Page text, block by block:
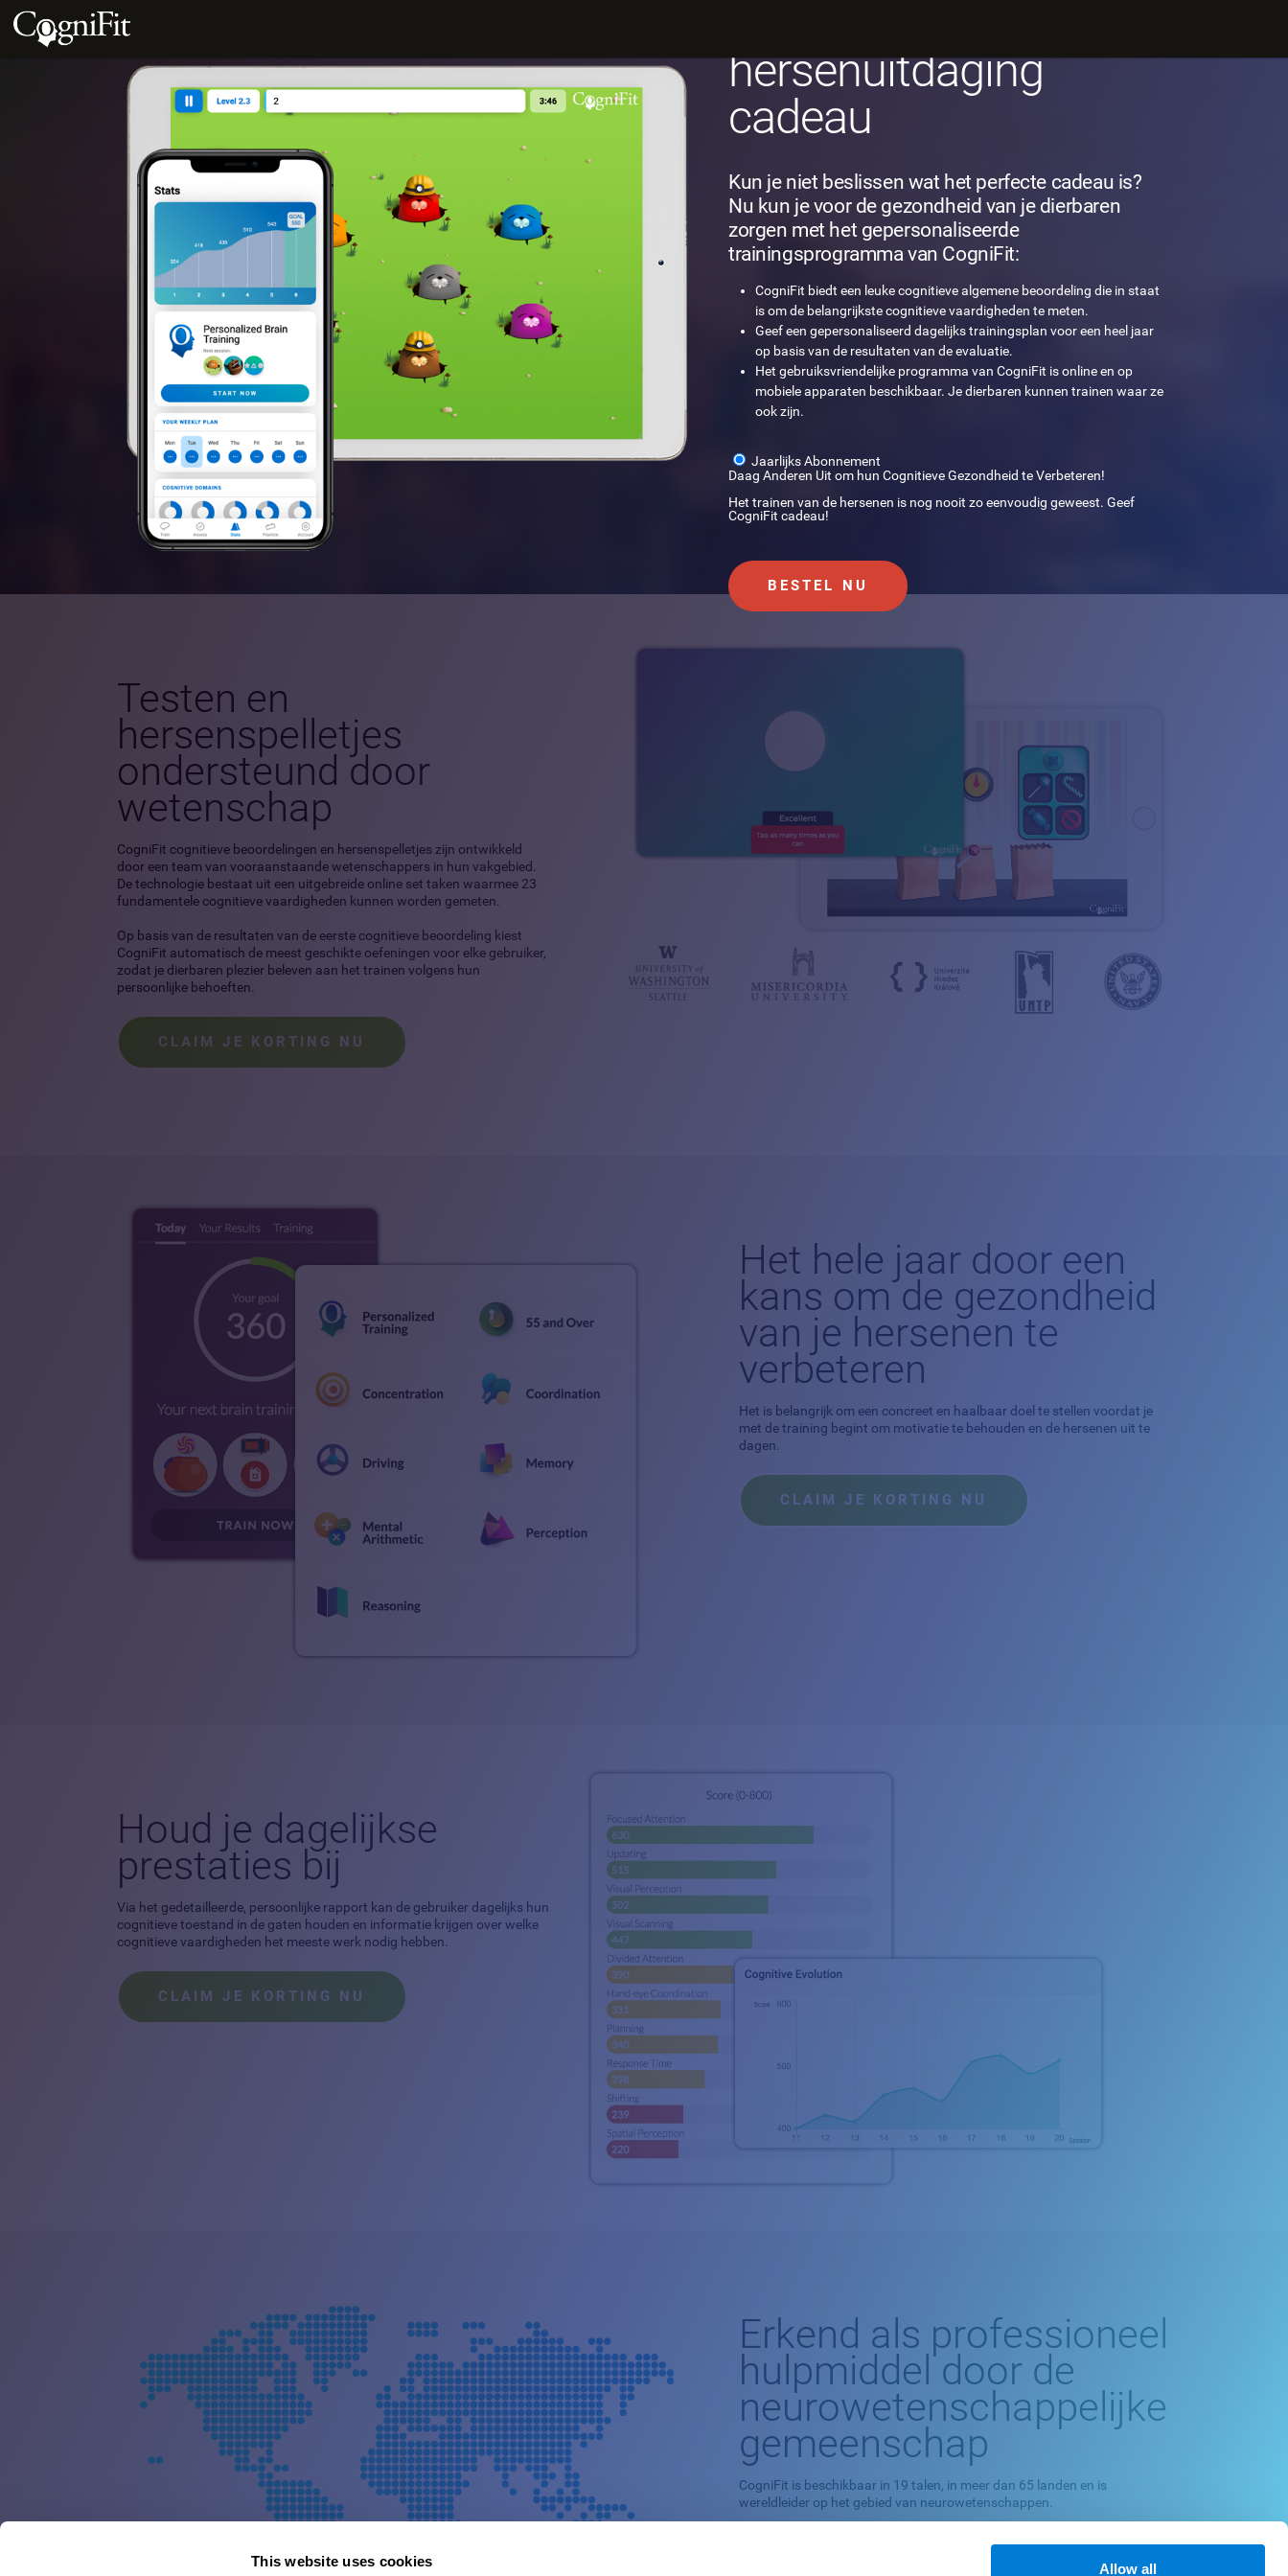
This website uses cookies Allow all
hersenuitdaging
cadeau
Kun je niet beslissen wat het perfecte cadeau is?
Nu kun je voor de gezondheid van je dierbaren
zorgen met het gepersonaliseerde
trainingsprogramma van CogniFit:
CogniFit biedt een leuke cognitieve algemene beoordeling die in staat
is om de belangrijkste cognitieve vaardigheden te meten.
Geef een gepersonaliseerd dagelijks trainingsplan voor een heel jaar
op basis van de resultaten van de evaluatie.
Het gebruiksvriendelijke programma van CogniFit is online en op
mobiele apparaten beschikbaar. Je dierbaren kunnen trainen waar ze
ook zijn.
Jaarlijks Abonnement
Daag Anderen Uit om hun Cognitieve Gezondheid te Verbeteren!
Het trainen van de hersenen is nog nooit zo eenvoudig geweest. Geef
CogniFit cadeau!
BESTEL NU
Testen en
hersenspelletjes
ondersteund door
wetenschap
CogniFit cognitieve beoordelingen en hersenspelletjes zijn ontwikkeld
door een team van vooraanstaande wetenschappers in hun vakgebied.
De technologie bestaat uit een uitgebreide online set taken waarmee 23
fundamentele cognitieve vaardigheden kunnen worden gemeten.
Op basis van de resultaten van de eerste cognitieve beoordeling kiest
CogniFit automatisch de meest geschikte oefeningen voor elke gebruiker,
zodat je dierbaren plezier beleven aan het trainen volgens hun
persoonlijke behoeften.
CLAIM JE KORTING NU
Het hele jaar door een
kans om de gezondheid
van je hersenen te
verbeteren
Het is belangrijk om een concreet en haalbaar doel te stellen voordat je
met de training begint om motivatie te behouden en de hersenen uit te
dagen.
CLAIM JE KORTING NU
Houd je dagelijkse
prestaties bij
Via het gedetailleerde, persoonlijke rapport kan de gebruiker dagelijks hun
cognitieve toestand in de gaten houden en informatie krijgen over welke
cognitieve vaardigheden het meeste werk nodig hebben.
CLAIM JE KORTING NU
Erkend als professioneel
hulpmiddel door de
neurowetenschappelijke
gemeenschap
CogniFit is beschikbaar in 19 talen, in meer dan 65 landen en is
wereldleider op het gebied van neurowetenschappen.
cognitieve stimulatie is gebaseerd op wetenschappelijke methodologie.